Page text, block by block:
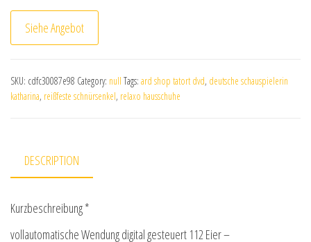
Siehe Angebot
SKU: cdfc30087e98 Category: null Tags: ard shop tatort dvd, deutsche schauspielerin
katharina, reißfeste schnürsenkel, relaxo hausschuhe
DESCRIPTION
Kurzbeschreibung *
vollautomatische Wendung digital gesteuert 112 Eier –